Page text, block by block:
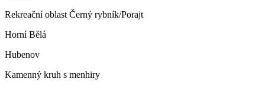
Rekreační oblast Černý rybník/Porajt
Horní Bělá
Hubenov
Kamenný kruh s menhiry